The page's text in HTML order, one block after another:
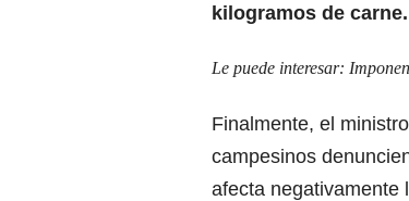
kilogramos de carne.
Le puede interesar:
Finalmente, el
campesinos
afecta negativamente